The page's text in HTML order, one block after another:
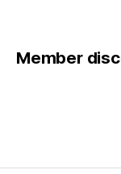
Member